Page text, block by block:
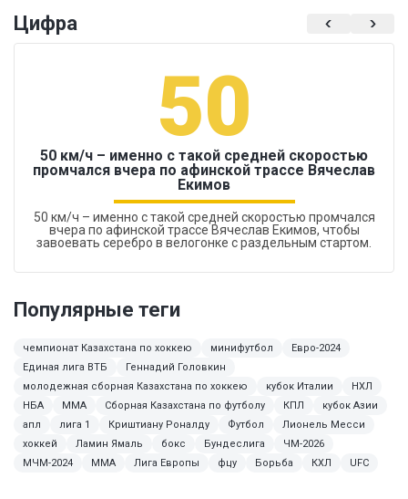
Цифра
50
50 км/ч – именно с такой средней скоростью
промчался вчера по афинской трассе Вячеслав
Екимов
50 км/ч – именно с такой средней скоростью промчался
вчера по афинской трассе Вячеслав Екимов, чтобы
завоевать серебро в велогонке с раздельным стартом.
Популярные теги
чемпионат Казахстана по хоккею минифутбол
Евро-2024
Единая лига ВТБ
Геннадий Головкин
молодежная сборная Казахстана по хоккею
кубок Италии
НХЛ
НБА
ММА Сборная Казахстана по футболу КПЛ
кубок Азии
апл
лига 1 Криштиану Роналду Футбол
Лионель Месси
хоккей
Ламин Ямаль бокс Бундеслига
ЧМ-2026
МЧМ-2024
MMA Лига Европы фцу Борьба КХЛ UFC